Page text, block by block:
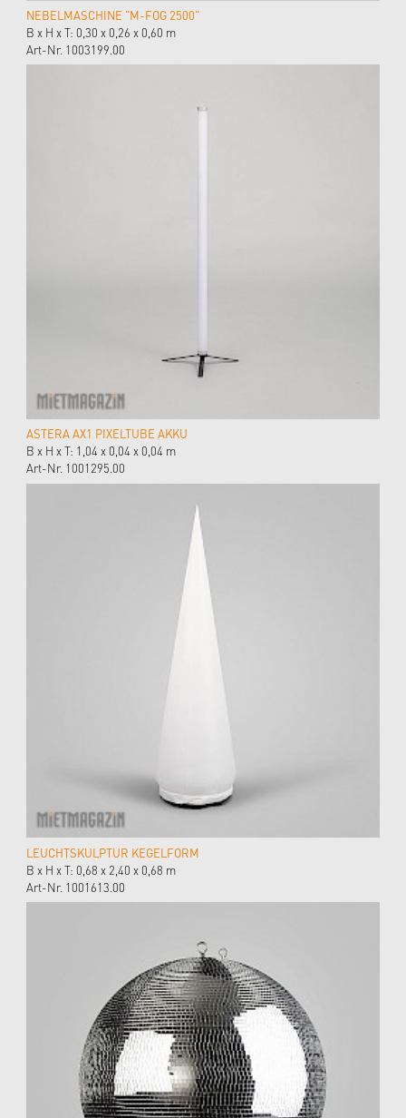
NEBELMASCHINE "M-FOG 2500"
B x H x T: 0,30 x 0,26 x 0,60 m
Art-Nr. 1003199.00
ASTERA AX1 PIXELTUBE AKKU
B x H x T: 1,04 x 0,04 x 0,04 m
Art-Nr. 1001295.00
LEUCHTSKULPTUR KEGELFORM
B x H x T: 0,68 x 2,40 x 0,68 m
Art-Nr. 1001613.00